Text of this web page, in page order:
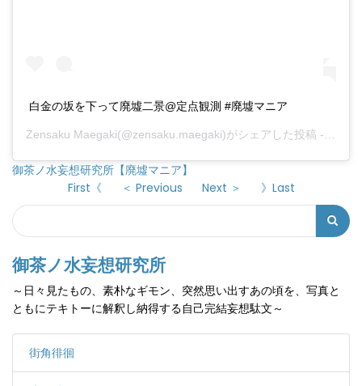
白金の坂を下って廃墟二景@定点観測 #廃墟マニア
Zensaku Maegaki(@zensaku.maegaki)がシェアした投稿 -
御茶ノ水妄想研究所【廃墟マニア】
First《
＜ Previous Next ＞ 》Last
検
索
フ
ォ
ー
ム
Search
御茶ノ水妄想研究所
～日々見たもの、素朴なギモン、突然思い出すあの頃を、写真と
ともにテキトーに解釈し納得する自己完結妄想駄文～
街角徘徊